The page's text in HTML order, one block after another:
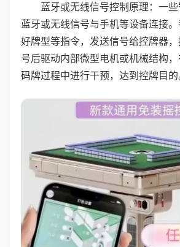
蓝牙或无线信号控制原理：一
蓝牙或无线信号与手机等设备连接
好牌型等指令，发送信号给控牌器
号后驱动内部微型电机或机械结构，
码牌过程中进行干预，达到控牌目的